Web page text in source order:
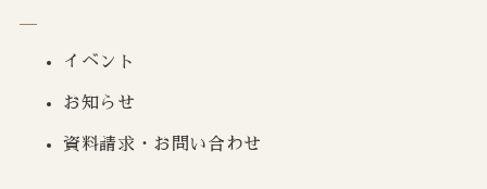
イベント
お知らせ
資料請求・お問い合わせ